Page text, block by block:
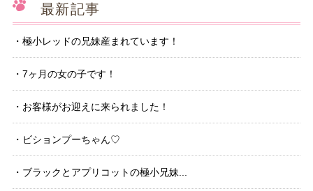
最新記事
極小レッドの兄妹産まれています！
7ヶ月の女の子です！
お客様がお迎えに来られました！
ビションプーちゃん♡
ブラックとアプリコットの極小兄妹...